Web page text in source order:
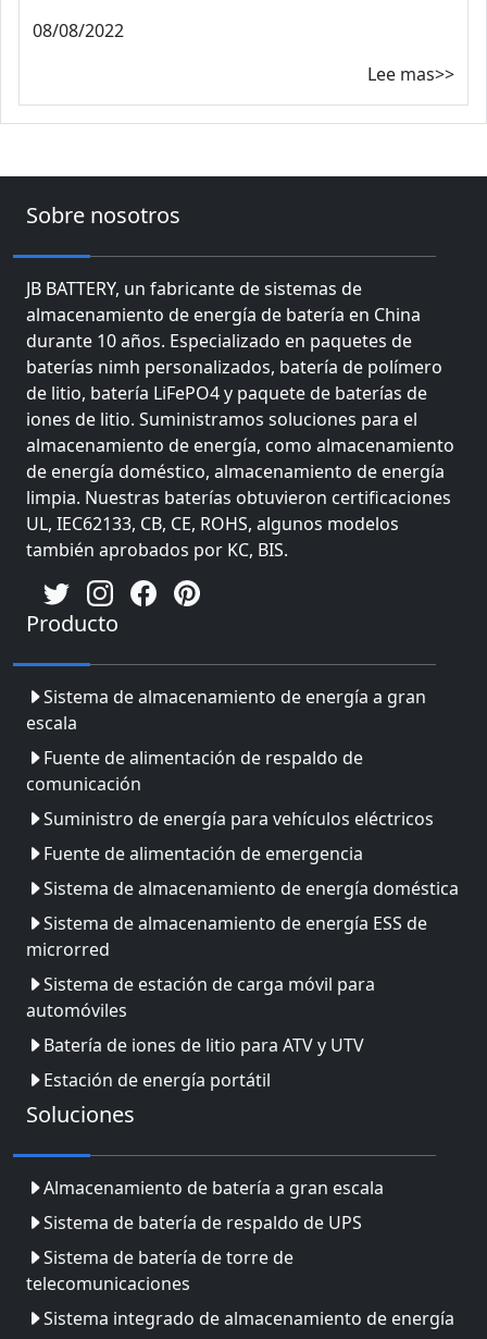
08/08/2022
Lee mas>>
Sobre nosotros
JB BATTERY, un fabricante de sistemas de
almacenamiento de energía de batería en China
durante 10 años. Especializado en paquetes de
baterías nimh personalizados, batería de polímero
de litio, batería LiFePO4 y paquete de baterías de
iones de litio. Suministramos soluciones para el
almacenamiento de energía, como almacenamiento
de energía doméstico, almacenamiento de energía
limpia. Nuestras baterías obtuvieron certificaciones
UL, IEC62133, CB, CE, ROHS, algunos modelos
también aprobados por KC, BIS.
Producto
Sistema de almacenamiento de energía a gran
escala
Fuente de alimentación de respaldo de
comunicación
Suministro de energía para vehículos eléctricos
Fuente de alimentación de emergencia
Sistema de almacenamiento de energía doméstica
Sistema de almacenamiento de energía ESS de
microrred
Sistema de estación de carga móvil para
automóviles
Batería de iones de litio para ATV y UTV
Estación de energía portátil
Soluciones
Almacenamiento de batería a gran escala
Sistema de batería de respaldo de UPS
Sistema de batería de torre de
telecomunicaciones
Sistema integrado de almacenamiento de energía